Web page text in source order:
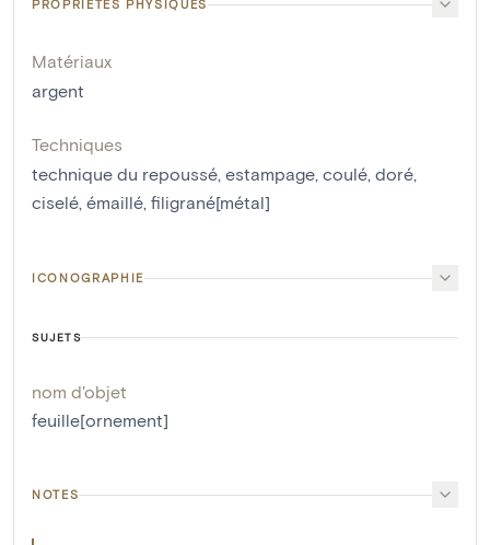
PROPRIÉTÉS PHYSIQUES
Matériaux
argent
Techniques
technique du repoussé, estampage, coulé, doré,
ciselé, émaillé, filigrané[métal]
ICONOGRAPHIE
SUJETS
nom d'objet
feuille[ornement]
NOTES